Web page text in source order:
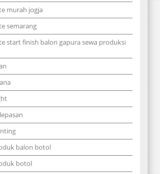
murah jogja
semarang
start finish balon gapura sewa produksi
balon botol
botol